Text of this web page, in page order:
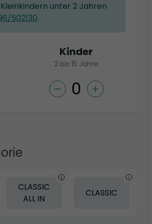
unter 2 Jahren
502130.
Kinder
2 bis 15 Jahre
CLASSIC
ALL IN
CLASSIC